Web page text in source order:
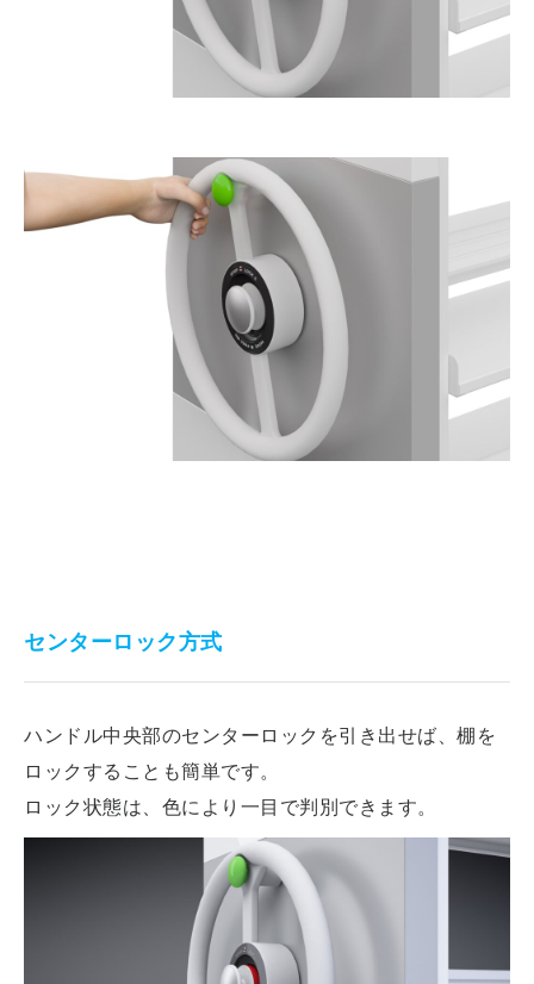
センターロック方式
ハンドル中央部のセンターロックを引き出せば、棚を
ロックすることも簡単です。
ロック状態は、色により一目で判別できます。